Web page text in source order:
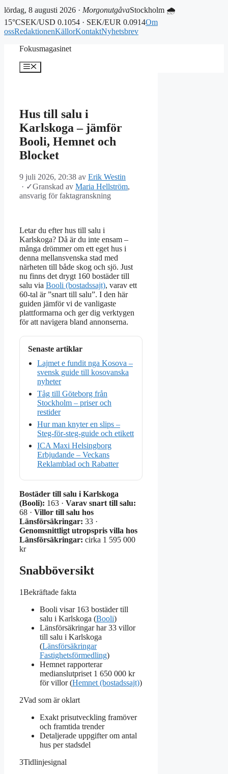
lördag, 8 augusti 2026 · MorgonutgåvaStockholm 🌧
15°CSEK/USD 0.1054 · SEK/EUR 0.0914Om
ossRedaktionenKällorKontaktNyhetsbrev
Fokusmagasinet
Meny
Hus till salu i
Karlskoga – jämför
Booli, Hemnet och
Blocket
9 juli 2026, 20:38 av Erik Westin
· ✓Granskad av Maria Hellström,
ansvarig för faktagranskning
Letar du efter hus till salu i
Karlskoga? Då är du inte ensam –
många drömmer om ett eget hus i
denna mellansvenska stad med
närheten till både skog och sjö. Just
nu finns det drygt 160 bostäder till
salu via Booli (bostadssajt), varav ett
60-tal är ”snart till salu”. I den här
guiden jämför vi de vanligaste
plattformarna och ger dig verktygen
för att navigera bland annonserna.
Senaste artiklar
Lajmet e fundit nga Kosova –
svensk guide till kosovanska
nyheter
Tåg till Göteborg från
Stockholm – priser och
restider
Hur man knyter en slips –
Steg-för-steg-guide och etikett
ICA Maxi Helsingborg
Erbjudande – Veckans
Reklamblad och Rabatter
Bostäder till salu i Karlskoga
(Booli): 163 · Varav snart till salu:
68 · Villor till salu hos
Länsförsäkringar: 33 ·
Genomsnittligt utropspris villa hos
Länsförsäkringar: cirka 1 595 000
kr
Snabböversikt
1Bekräftade fakta
Booli visar 163 bostäder till
salu i Karlskoga (Booli)
Länsförsäkringar har 33 villor
till salu i Karlskoga
(Länsförsäkringar
Fastighetsförmedling)
Hemnet rapporterar
medianslutpriset 1 650 000 kr
för villor (Hemnet (bostadssajt))
2Vad som är oklart
Exakt prisutveckling framöver
och framtida trender
Detaljerade uppgifter om antal
hus per stadsdel
3Tidlinjesignal